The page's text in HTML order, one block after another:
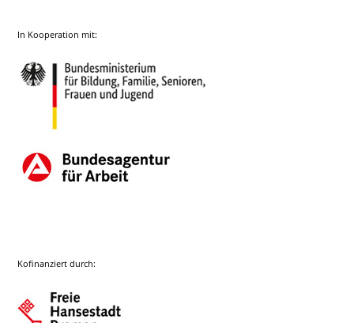
In Kooperation mit:
Kofinanziert durch: